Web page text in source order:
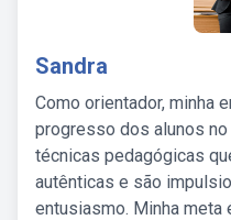
Sandra
Como orientador, minha
progresso dos alunos
técnicas pedagógicas
autênticas e são
entusiasmo. Minha meta